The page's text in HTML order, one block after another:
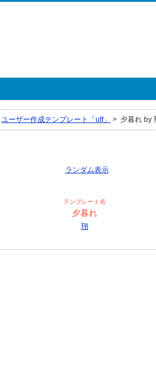
ユーザー作成テンプレート「utf」 > 夕暮れ by
ランダム表示
テンプレート名
夕暮れ
翔